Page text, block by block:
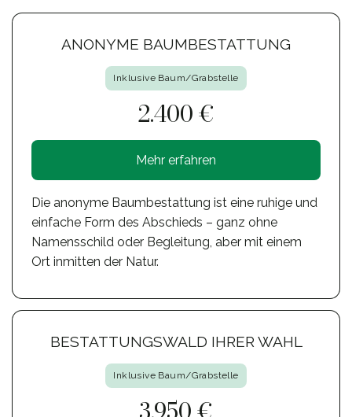
ANONYME BAUMBESTATTUNG
Inklusive Baum/Grabstelle
2.400 €
Mehr erfahren
Die anonyme Baumbestattung ist eine ruhige und
einfache Form des Abschieds – ganz ohne
Namensschild oder Begleitung, aber mit einem
Ort inmitten der Natur.
BESTATTUNGSWALD IHRER WAHL
Inklusive Baum/Grabstelle